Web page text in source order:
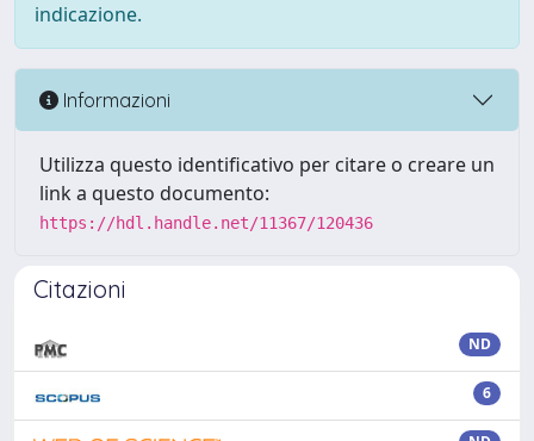
indicazione.
Informazioni
Utilizza questo identificativo per citare o creare un
link a questo documento:
https://hdl.handle.net/11367/120436
Citazioni
ND
6